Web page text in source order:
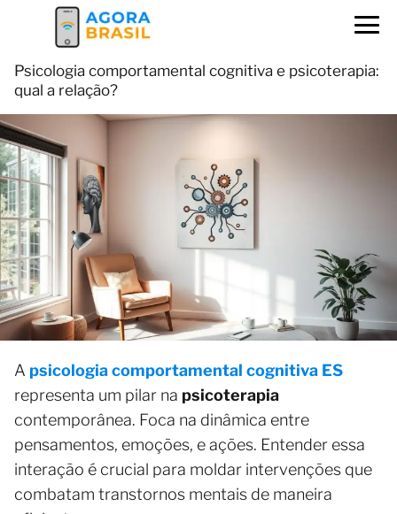
Psicologia comportamental cognitiva e psicoterapia:
qual a relação?
A psicologia comportamental cognitiva ES
representa um pilar na psicoterapia
contemporânea. Foca na dinâmica entre
pensamentos, emoções, e ações. Entender essa
interação é crucial para moldar intervenções que
combatam transtornos mentais de maneira